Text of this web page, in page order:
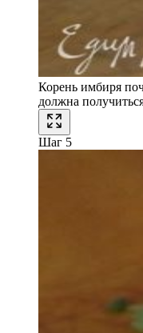
Корень имбиря
должна
Шаг 5